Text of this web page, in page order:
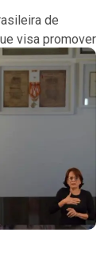
de
visa promover